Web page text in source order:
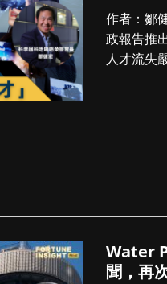
作者：鄒健
政報告推
人才流失
Water
聞，再